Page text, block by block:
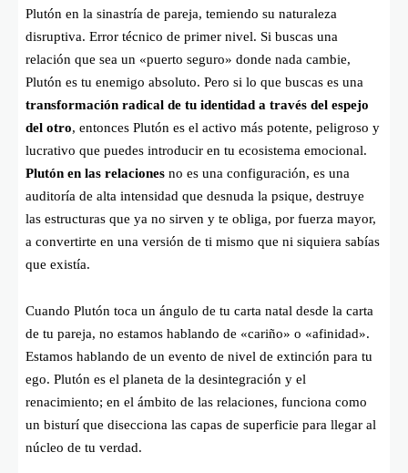
Plutón en la sinastría de pareja, temiendo su naturaleza
disruptiva. Error técnico de primer nivel. Si buscas una
relación que sea un «puerto seguro» donde nada cambie,
Plutón es tu enemigo absoluto. Pero si lo que buscas es una
transformación radical de tu identidad a través del espejo
del otro, entonces Plutón es el activo más potente, peligroso y
lucrativo que puedes introducir en tu ecosistema emocional.
Plutón en las relaciones no es una configuración, es una
auditoría de alta intensidad que desnuda la psique, destruye
las estructuras que ya no sirven y te obliga, por fuerza mayor,
a convertirte en una versión de ti mismo que ni siquiera sabías
que existía.
Cuando Plutón toca un ángulo de tu carta natal desde la carta
de tu pareja, no estamos hablando de «cariño» o «afinidad».
Estamos hablando de un evento de nivel de extinción para tu
ego. Plutón es el planeta de la desintegración y el
renacimiento; en el ámbito de las relaciones, funciona como
un bisturí que disecciona las capas de superficie para llegar al
núcleo de tu verdad.